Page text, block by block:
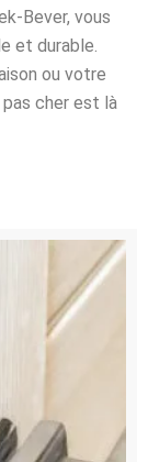
Bever, vous
et durable.
ou votre
cher est là